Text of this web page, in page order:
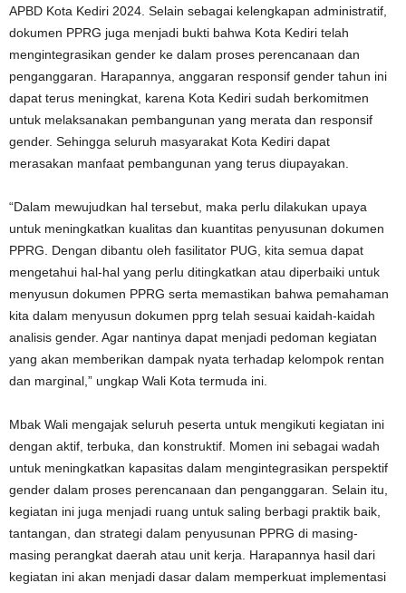
APBD Kota Kediri 2024. Selain sebagai kelengkapan administratif,
dokumen PPRG juga menjadi bukti bahwa Kota Kediri telah
mengintegrasikan gender ke dalam proses perencanaan dan
penganggaran. Harapannya, anggaran responsif gender tahun ini
dapat terus meningkat, karena Kota Kediri sudah berkomitmen
untuk melaksanakan pembangunan yang merata dan responsif
gender. Sehingga seluruh masyarakat Kota Kediri dapat
merasakan manfaat pembangunan yang terus diupayakan.
“Dalam mewujudkan hal tersebut, maka perlu dilakukan upaya
untuk meningkatkan kualitas dan kuantitas penyusunan dokumen
PPRG. Dengan dibantu oleh fasilitator PUG, kita semua dapat
mengetahui hal-hal yang perlu ditingkatkan atau diperbaiki untuk
menyusun dokumen PPRG serta memastikan bahwa pemahaman
kita dalam menyusun dokumen pprg telah sesuai kaidah-kaidah
analisis gender. Agar nantinya dapat menjadi pedoman kegiatan
yang akan memberikan dampak nyata terhadap kelompok rentan
dan marginal,” ungkap Wali Kota termuda ini.
Mbak Wali mengajak seluruh peserta untuk mengikuti kegiatan ini
dengan aktif, terbuka, dan konstruktif. Momen ini sebagai wadah
untuk meningkatkan kapasitas dalam mengintegrasikan perspektif
gender dalam proses perencanaan dan penganggaran. Selain itu,
kegiatan ini juga menjadi ruang untuk saling berbagi praktik baik,
tantangan, dan strategi dalam penyusunan PPRG di masing-
masing perangkat daerah atau unit kerja. Harapannya hasil dari
kegiatan ini akan menjadi dasar dalam memperkuat implementasi